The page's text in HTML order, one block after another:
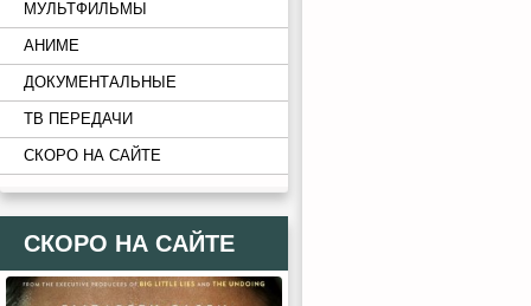
МУЛЬТФИЛЬМЫ
АНИМЕ
ДОКУМЕНТАЛЬНЫЕ
ТВ ПЕРЕДАЧИ
СКОРО НА САЙТЕ
СКОРО НА САЙТЕ